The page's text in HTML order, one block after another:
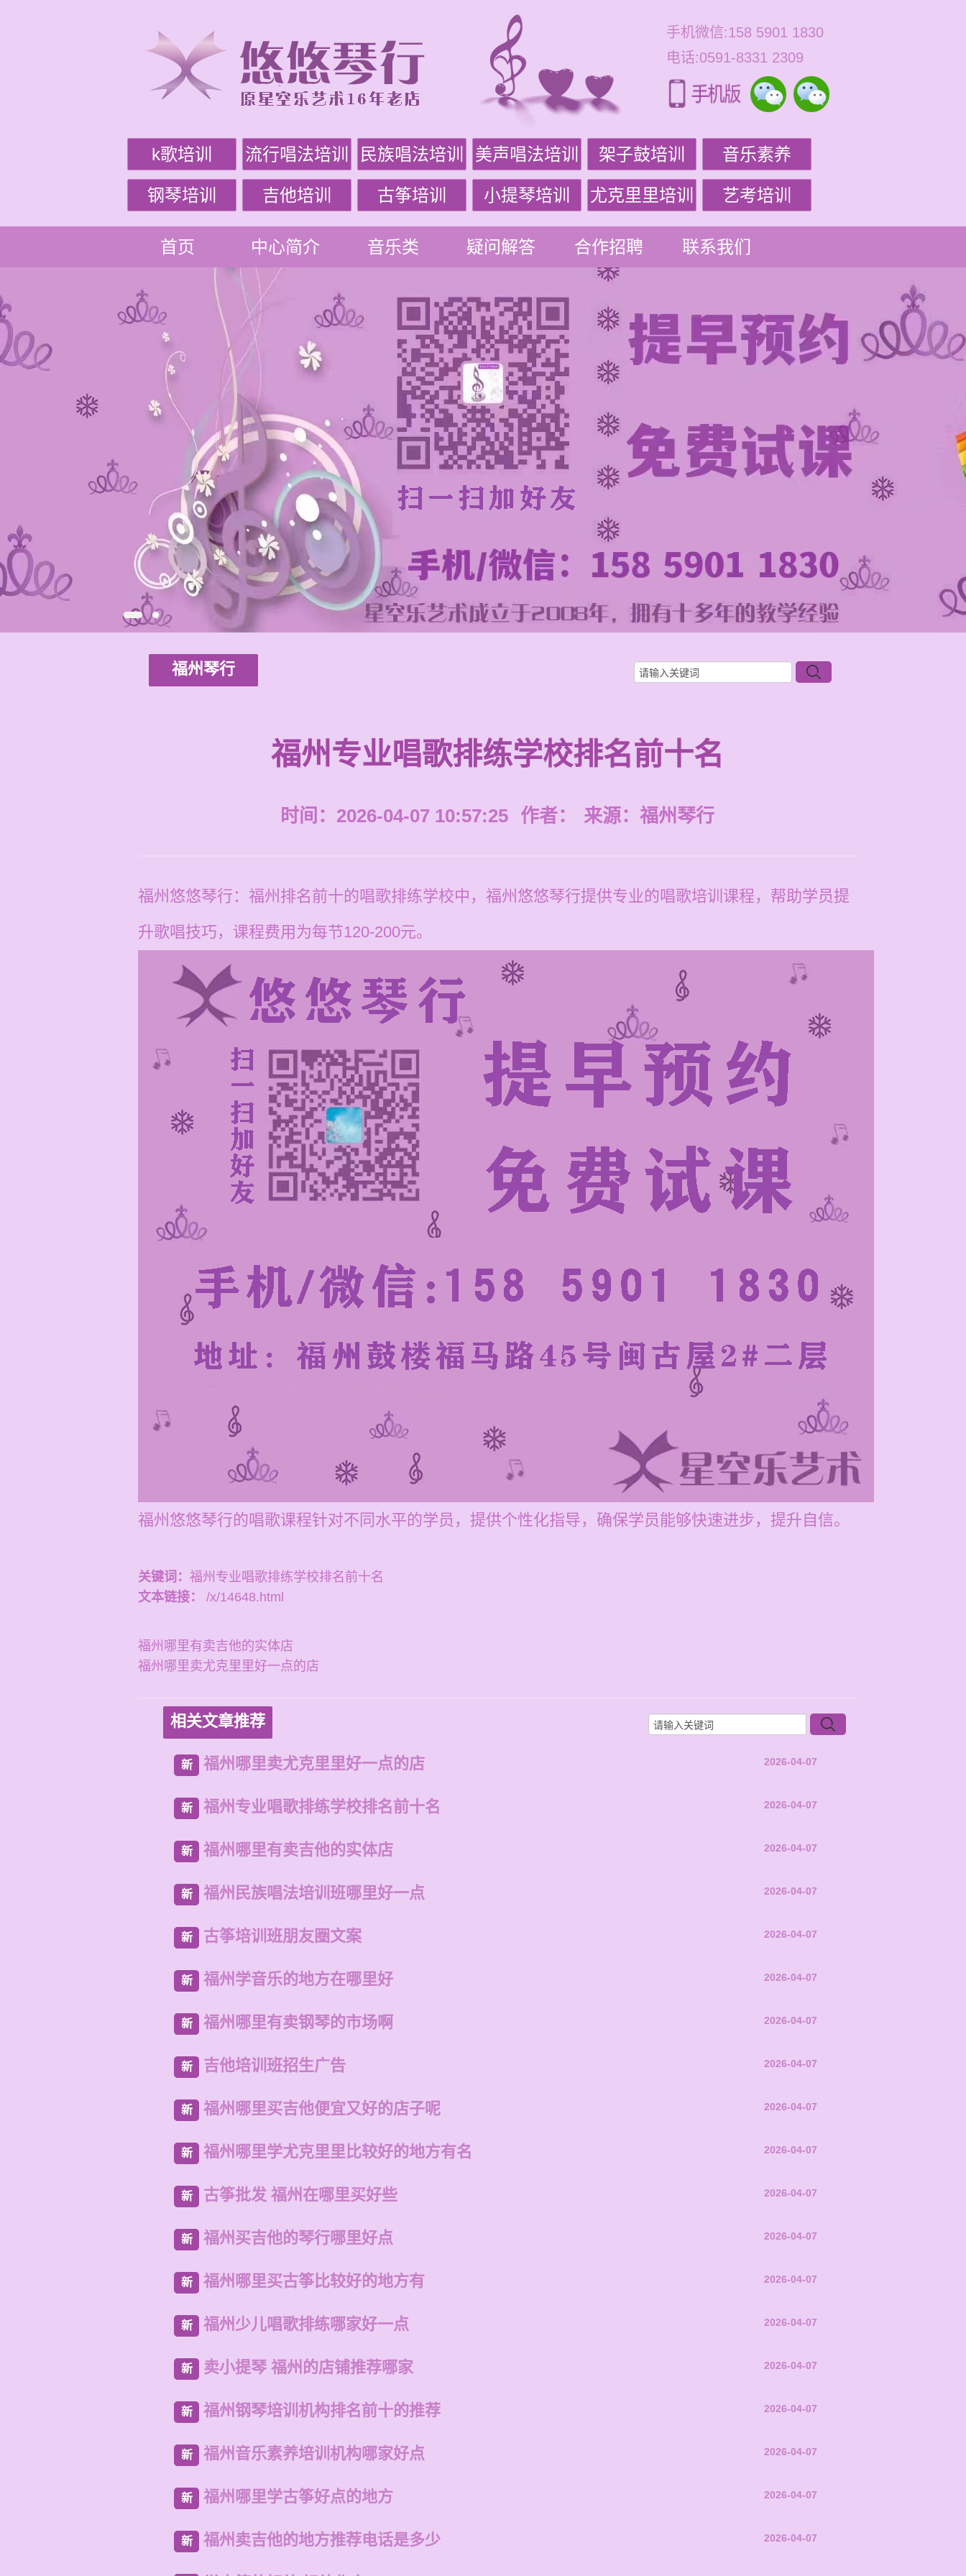
手机微信:158 5901 1830
电话:0591-8331 2309
k歌培训 流行唱法培训 民族唱法培训 美声唱法培训 架子鼓培训 音乐素养
钢琴培训 吉他培训 古筝培训 小提琴培训 尤克里里培训 艺考培训
首页 中心简介 音乐类 疑问解答 合作招聘 联系我们
福州琴行
福州专业唱歌排练学校排名前十名
时间：2026-04-07 10:57:25 作者： 来源： 福州琴行
福州悠悠琴行：福州排名前十的唱歌排练学校中，福州悠悠琴行提供专业的唱歌培训课程，帮助学员提
升歌唱技巧，课程费用为每节120-200元。
福州悠悠琴行的唱歌课程针对不同水平的学员，提供个性化指导，确保学员能够快速进步，提升自信。
关键词： 福州专业唱歌排练学校排名前十名
文本链接：
/x/14648.html
福州哪里有卖吉他的实体店
福州哪里卖尤克里里好一点的店
相关文章推荐
新 福州哪里卖尤克里里好一点的店 2026-04-07
新 福州专业唱歌排练学校排名前十名 2026-04-07
新 福州哪里有卖吉他的实体店 2026-04-07
新 福州民族唱法培训班哪里好一点 2026-04-07
新 古筝培训班朋友圈文案 2026-04-07
新 福州学音乐的地方在哪里好 2026-04-07
新 福州哪里有卖钢琴的市场啊 2026-04-07
新 吉他培训班招生广告 2026-04-07
新 福州哪里买吉他便宜又好的店子呢 2026-04-07
新 福州哪里学尤克里里比较好的地方有名 2026-04-07
新 古筝批发 福州在哪里买好些 2026-04-07
新 福州买吉他的琴行哪里好点 2026-04-07
新 福州哪里买古筝比较好的地方有 2026-04-07
新 福州少儿唱歌排练哪家好一点 2026-04-07
新 卖小提琴 福州的店铺推荐哪家 2026-04-07
新 福州钢琴培训机构排名前十的推荐 2026-04-07
新 福州音乐素养培训机构哪家好点 2026-04-07
新 福州哪里学古筝好点的地方 2026-04-07
新 福州卖吉他的地方推荐电话是多少 2026-04-07